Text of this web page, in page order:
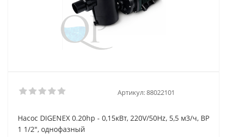
Артикул:88022101
Насос DIGENEX 0.20hp - 0,15кВт, 220V/50Hz, 5,5 м3/ч, ВР
1 1/2", однофазный